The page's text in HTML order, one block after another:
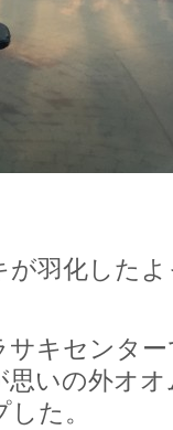
羽化した
キセンタ
いの外オ
た。